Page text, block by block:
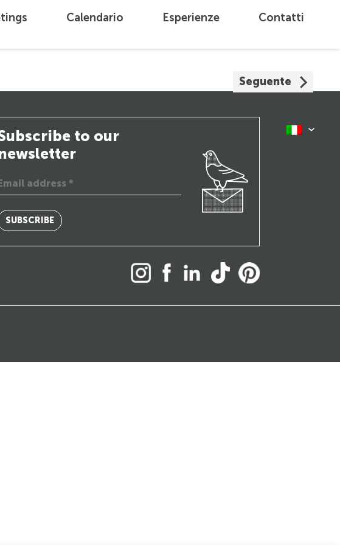
Calendario Esperienze Contatti
Seguente
to our
SUBSCRIBE